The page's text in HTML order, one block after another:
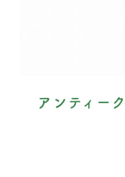
アンティー